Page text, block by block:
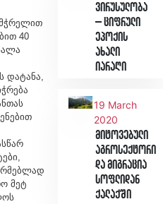
40
დატანა,
მეტ
ვირუსულობა
– ციფრული
ეპოქის
ახალი
იარაღი
19 March
2020
მიტოვებული
აგროსექტორი
და მიგრაცია
სოფლიდან
ქალაქში